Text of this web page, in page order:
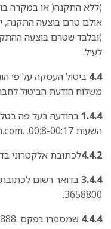
)ללא התקנה( או במקרה
אולם טרם בוצעה התקנה,
לעיל.
4.4 ביטול העסקה על פי
משלוח הודעת הביטול
1.4.4
השעות 00:8-00:17. .cc@chromagen.com
4.4.2לכתובת אלקטרוני
3.4.4בדואר רשום
3658800.
4.4.4 שמספרו בפקס .04-9538888